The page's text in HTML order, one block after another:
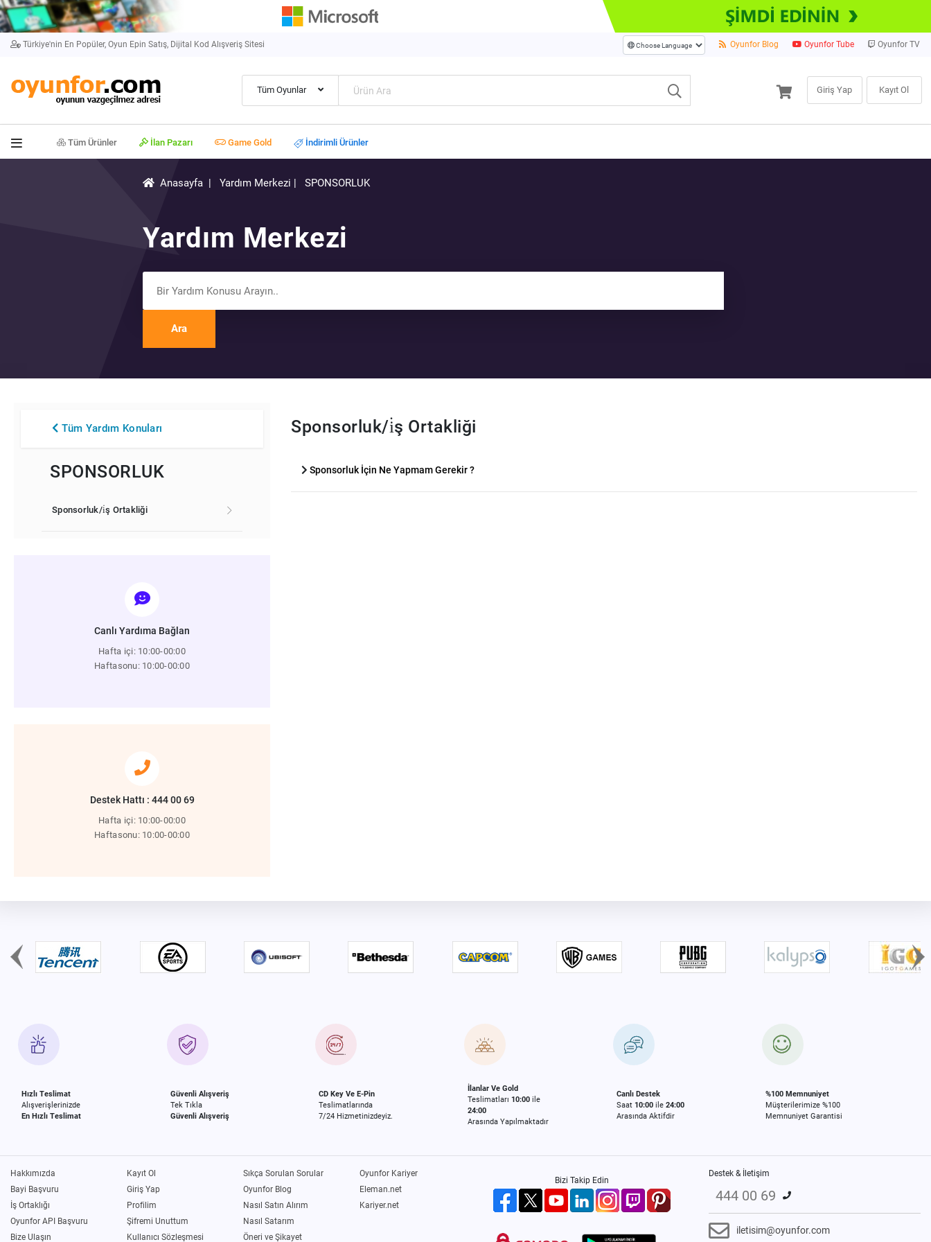
Türkiye'nin En Popüler, Oyun Epin Satış, Dijital Kod Alışveriş Sitesi Oyunfor Blog Oyunfor Tube Oyunfor TV
Tüm Oyunlar Giriş Yap Kayıt Ol
Tüm Ürünler İlan Pazarı Game Gold İndirimli Ürünler
Anasayfa |Yardım Merkezi |SPONSORLUK
Yardım Merkezi
Ara
Tüm Yardım Konuları
SPONSORLUK
Sponsorluk/i̇ş Ortakliği
Canlı Yardıma Bağlan
Hafta içi: 10:00-00:00
Haftasonu: 10:00-00:00
Destek Hattı : 444 00 69
Hafta içi: 10:00-00:00
Haftasonu: 10:00-00:00
Sponsorluk/i̇ş Ortakliği
Sponsorluk İçin Ne Yapmam Gerekir ?
Hızlı Teslimat
Alışverişlerinizde
En Hızlı Teslimat
Güvenli Alışveriş
Tek Tıkla
Güvenli Alışveriş
CD Key Ve E-Pin
Teslimatlarında
7/24 Hizmetinizdeyiz.
İlanlar Ve Gold
Teslimatları10:00 ile
24:00
Arasında Yapılmaktadır
Canlı Destek
Saat 10:00ile 24:00
Arasında Aktifdir
%100 Memnuniyet
Müşterilerimize %100
Memnuniyet Garantisi
Hakkımızda
Bayi Başvuru
İş Ortaklığı
Oyunfor API Başvuru
Bize Ulaşın
Kayıt Ol
Giriş Yap
Profilim
Şifremi Unuttum
Kullanıcı Sözleşmesi
Sıkça Sorulan Sorular
Oyunfor Blog
Nasıl Satın Alırım
Nasıl Satarım
Öneri ve Şikayet
Oyunfor Kariyer
Eleman.net
Kariyer.net
Bizi Takip Edin
Destek & İletişim
444 00 69
iletisim@oyunfor.com